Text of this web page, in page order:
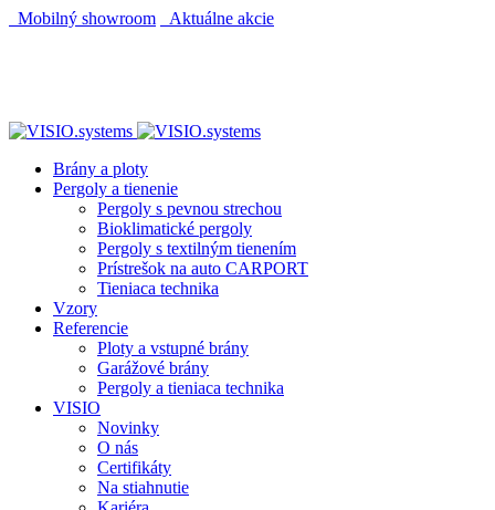
Mobilný showroom
Aktuálne akcie
Brány a ploty
Pergoly a tienenie
Pergoly s pevnou strechou
Bioklimatické pergoly
Pergoly s textilným tienením
Prístrešok na auto CARPORT
Tieniaca technika
Vzory
Referencie
Ploty a vstupné brány
Garážové brány
Pergoly a tieniaca technika
VISIO
Novinky
O nás
Certifikáty
Na stiahnutie